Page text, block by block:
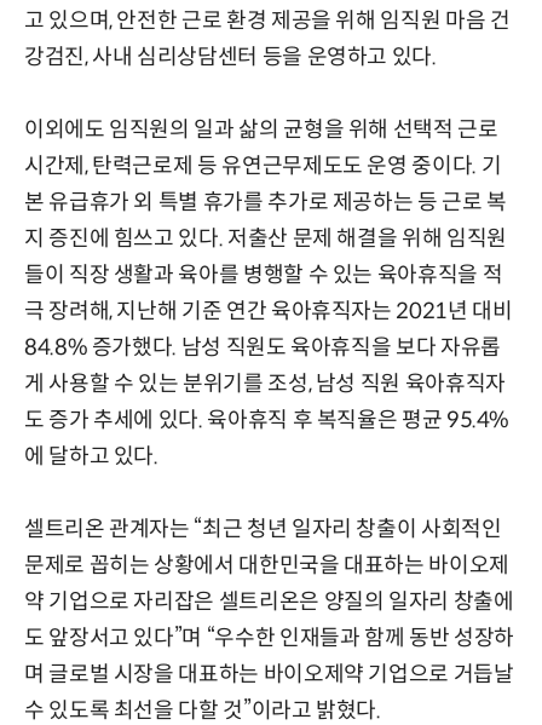
고 있으며, 안전한 근로 환경 제공을 위해 임직원 마음 건
강검진, 사내 심리상담센터 등을 운영하고 있다.
이외에도 임직원의 일과 삶의 균형을 위해 선택적 근로
시간제, 탄력근로제 등 유연근무제도도 운영 중이다. 기
본 유급휴가 외 특별 휴가를 추가로 제공하는 등 근로 복
지 증진에 힘쓰고 있다. 저출산 문제 해결을 위해 임직원
들이 직장 생활과 육아를 병행할 수 있는 육아휴직을 적
극 장려해, 지난해 기준 연간 육아휴직자는 2021년 대비
84.8% 증가했다. 남성 직원도 육아휴직을 보다 자유롭
게 사용할 수 있는 분위기를 조성, 남성 직원 육아휴직자
도 증가 추세에 있다. 육아휴직 후 복직율은 평균 95.4%
에 달하고 있다.
셀트리온 관계자는 “최근 청년 일자리 창출이 사회적인
문제로 꼽히는 상황에서 대한민국을 대표하는 바이오제
약 기업으로 자리잡은 셀트리온은 양질의 일자리 창출에
도 앞장서고 있다”며 “우수한 인재들과 함께 동반 성장하
며 글로벌 시장을 대표하는 바이오제약 기업으로 거듭날
수 있도록 최선을 다할 것”이라고 밝혔다.